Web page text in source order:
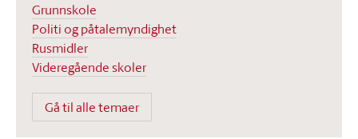
Grunnskole
Politi og påtalemyndighet
Rusmidler
Videregående skoler
Gå til alle temaer